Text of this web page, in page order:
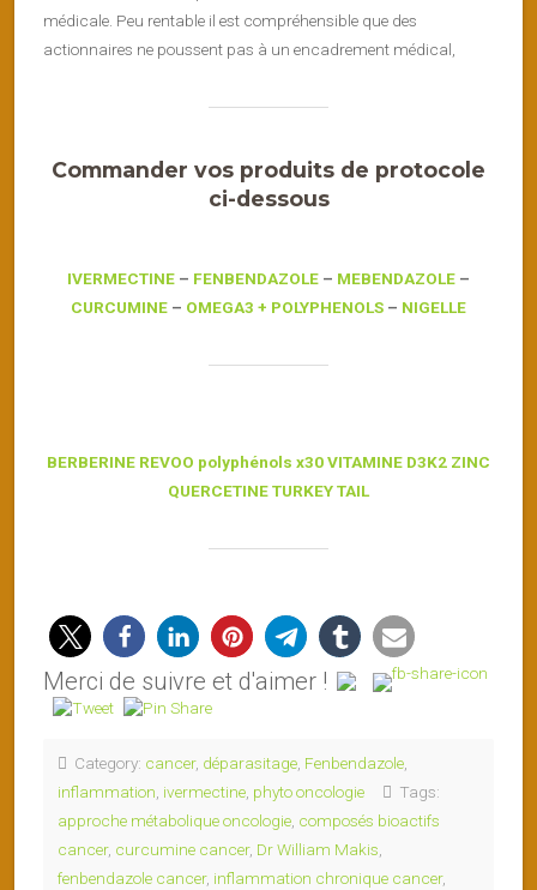
médicale. Peu rentable il est compréhensible que des
actionnaires ne poussent pas à un encadrement médical,
Commander vos produits de protocole
ci-dessous
IVERMECTINE – FENBENDAZOLE – MEBENDAZOLE –
CURCUMINE – OMEGA3 + POLYPHENOLS – NIGELLE
BERBERINE REVOO polyphénols x30VITAMINE D3K2 ZINC
QUERCETINETURKEY TAIL
Merci de suivre et d'aimer !
Category: cancer, déparasitage Fenbendazole
inflammation ivermectine phyto oncologie
Tags:
approche métabolique oncologie composés bioactifs
cancer, curcumine cancer, Dr William Makis
fenbendazole cancer, inflammation chronique cancer,